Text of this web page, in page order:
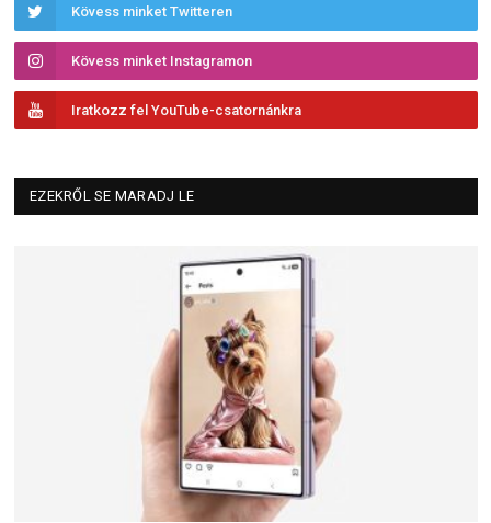
Kövess minket Twitteren
Kövess minket Instagramon
Iratkozz fel YouTube-csatornánkra
EZEKRŐL SE MARADJ LE